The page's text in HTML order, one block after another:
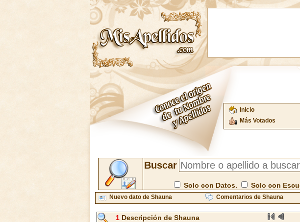
Inicio
Más Votados
Buscar
Solo con Datos. Solo con
Nuevo dato de Shauna Comentarios de Shauna
1Descripción de Shauna